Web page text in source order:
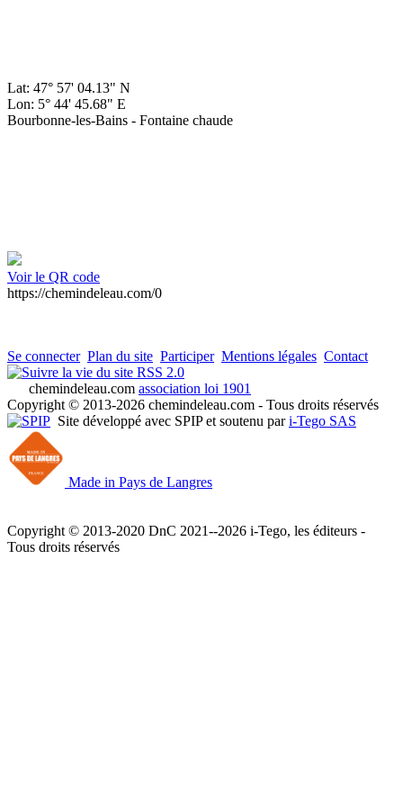
Lat: 47° 57' 04.13" N
Lon: 5° 44' 45.68" E
Bourbonne-les-Bains - Fontaine chaude
Voir le QR code
https://chemindeleau.com/0
Se connecter Plan du site Participer Mentions légales Contact
RSS 2.0
chemindeleau.com association loi 1901
Copyright © 2013-2026 chemindeleau.com - Tous droits réservés
Site développé avec SPIP et soutenu pari-Tego SAS
Made in Pays de Langres
Copyright © 2013-2020 DnC 2021--2026 i-Tego, les éditeurs -
Tous droits réservés